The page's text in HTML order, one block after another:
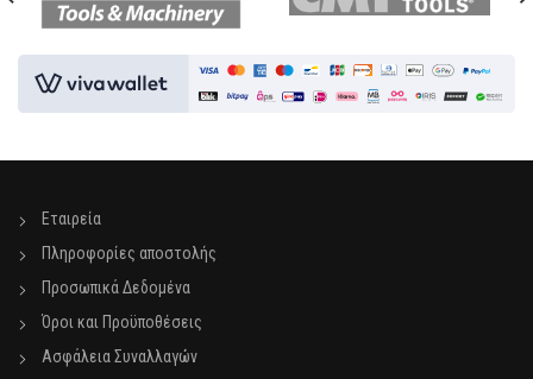
Εταιρεία
Πληροφορίες αποστολής
Προσωπικά Δεδομένα
Όροι και Προϋποθέσεις
Ασφάλεια Συναλλαγών